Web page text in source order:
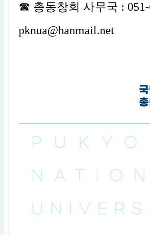
☎ 총동창회 사무국 : 051-
pknua@hanmail.net